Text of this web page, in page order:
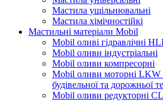
Мастила ущільнювальні
Мастила хімічностійкі
Мастильні матеріали Mobil
Mobil оливі гідравлічні
Mobil оливи індустріальні
Mobil оливи компресорні
Mobil оливи моторні LKW
будівельної та дорожньої
Mobil оливи редукторні